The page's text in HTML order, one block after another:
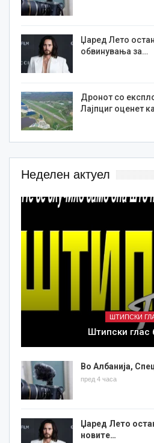
Џаред Лето
обвинувања за…
Дронот со
Лајпциг оценет
Неделен актуел
ШТИПСКИ
Штипски глас
Во Албанија,
пред 4 часа
Џаред Лето
новите…